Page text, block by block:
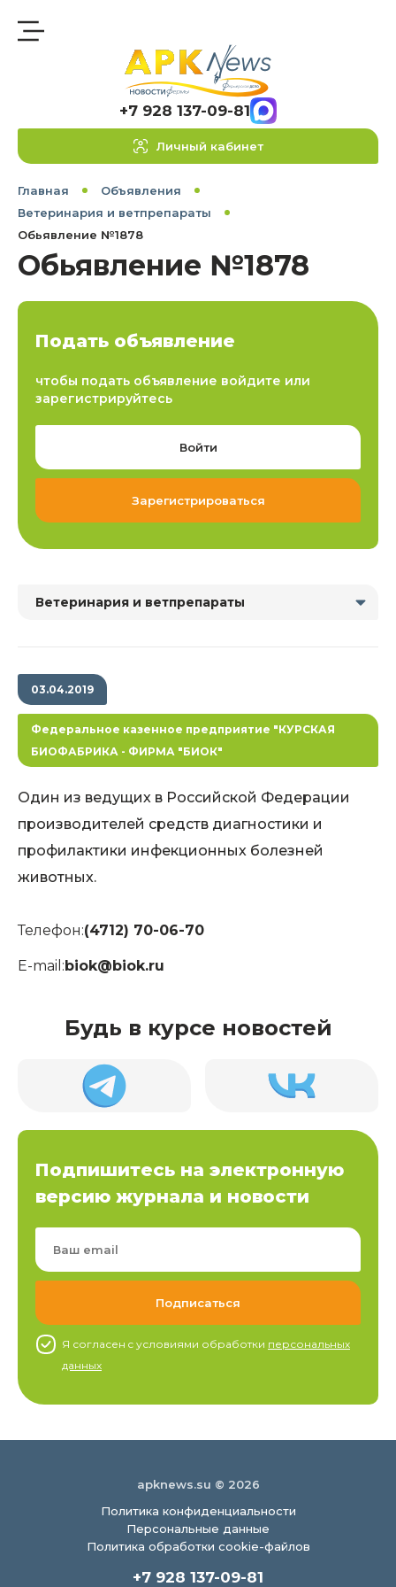
+7 928 137-09-81
Личный кабинет
Главная
Объявления
Ветеринария и ветпрепараты
Обьявление №1878
Обьявление №1878
Подать объявление
чтобы подать объявление войдите или
зарегистрируйтесь
Войти
Зарегистрироваться
Ветеринария и ветпрепараты
03.04.2019
Федеральное казенное предприятие "КУРСКАЯ
БИОФАБРИКА - ФИРМА "БИОК"
Один из ведущих в Российской Федерации
производителей средств диагностики и
профилактики инфекционных болезней
животных.
Телефон:(4712) 70-06-70
E-mail:biok@biok.ru
Будь в курсе новостей
Подпишитесь на электронную
версию журнала и новости
Я согласен c условиями обработки персональных
данных
apknews.su © 2026
Политика конфиденциальности
Персональные данные
Политика обработки cookie-файлов
+7 928 137-09-81